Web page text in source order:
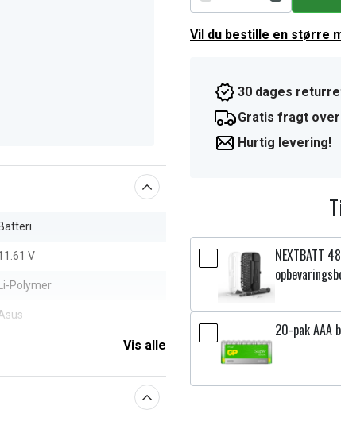
Batteri
V
Li-Polymer
Vis alle
Vil du bestille en større
30 dages
Gratis fragt over
Hurtig levering!
NEXTBATT
20-pak AAA